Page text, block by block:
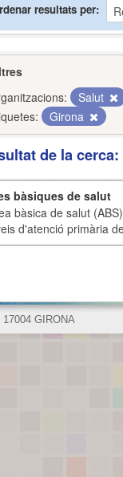
resultats per
Salut
Girona
de la
bàsiques de salut
bàsica de salut
d'atenció primària
GIRONA